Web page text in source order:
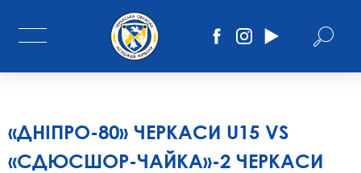
«ДНІПРО-80» ЧЕРКАСИ U15 VS
«СДЮСШОР-ЧАЙКА»-2 ЧЕРКАСИ